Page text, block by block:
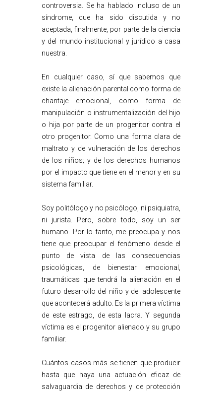
controversia. Se ha hablado incluso de un
síndrome, que ha sido discutida y no
aceptada, finalmente, por parte de la ciencia
y del mundo institucional y jurídico a casa
nuestra.
En cualquier caso, sí que sabemos que
existe la alienación parental como forma de
chantaje emocional, como forma de
manipulación o instrumentalización del hijo
o hija por parte de un progenitor contra el
otro progenitor. Como una forma clara de
maltrato y de vulneración de los derechos
de los niños; y de los derechos humanos
por el impacto que tiene en el menor y en su
sistema familiar.
Soy politólogo y no psicólogo, ni psiquiatra,
ni jurista. Pero, sobre todo, soy un ser
humano. Por lo tanto, me preocupa y nos
tiene que preocupar el fenómeno desde el
punto de vista de las consecuencias
psicológicas, de bienestar emocional,
traumáticas que tendrá la alienación en el
futuro desarrollo del niño y del adolescente
que acontecerá adulto. Es la primera víctima
de este estrago, de esta lacra. Y segunda
víctima es el progenitor alienado y su grupo
familiar.
Cuántos casos más se tienen que producir
hasta que haya una actuación eficaz de
salvaguardia de derechos y de protección